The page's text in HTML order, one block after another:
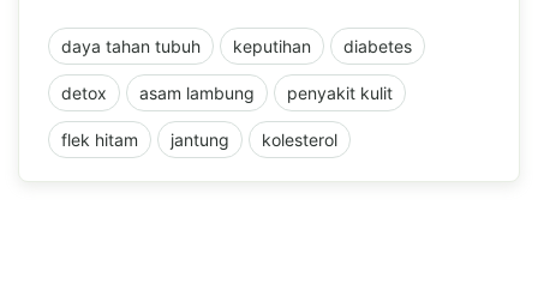
daya tahan tubuh keputihan diabetes
detox asam lambung penyakit kulit
flek hitam jantung kolesterol